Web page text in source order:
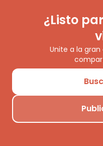
¿Listo
Unite a la